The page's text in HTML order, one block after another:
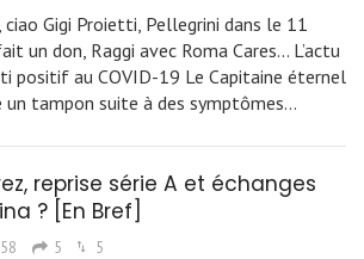
Gigi Proietti, Pellegrini dans le 11
un don, Raggi avec Roma Cares... L’actu
positif au COVID-19 Le Capitaine éternel
un tampon suite à des symptômes…
reprise série A et échanges
? [En Bref]
5 5